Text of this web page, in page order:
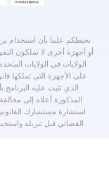
أو أجهزة أخرى لا تملكون
الولايات في الولايات
على الأجهزة التي تملكها
الذي تثبت عليه
المذكورة أعلاه إلى